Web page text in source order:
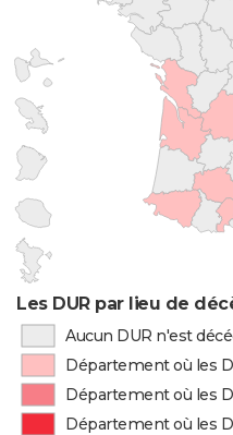
Les DUR par lieu de
Aucun DUR n'est
Département où les
Département où les
Département où les